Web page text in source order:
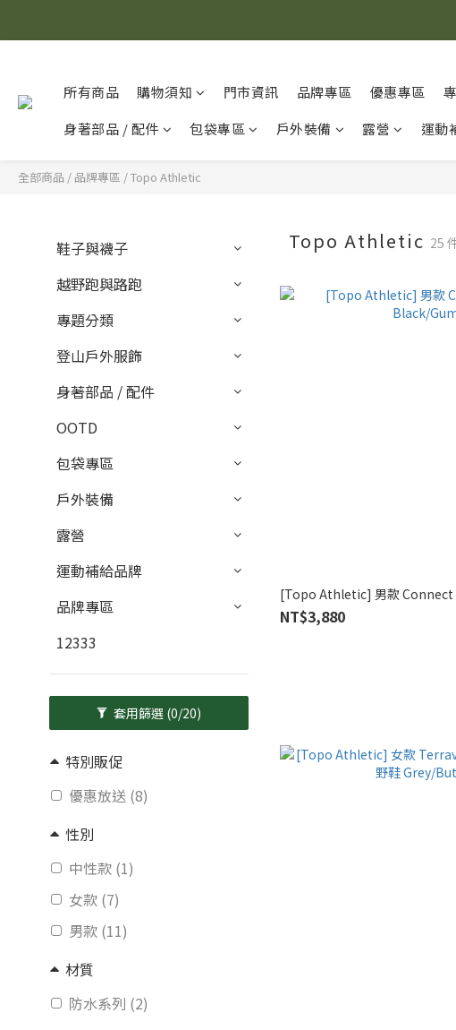
所有商品 購物須知 門市資訊 品牌專區 優惠專區
身著部品 / 配件
包袋專區 戶外裝備 露營 運動
全部商品 / 品牌專區 /Topo Athletic
鞋子與襪子
越野跑與路跑
專題分類
登山戶外服飾
身著部品 / 配件
OOTD
包袋專區
戶外裝備
露營
運動補給品牌
品牌專區
12333
套用篩選 (0/20)
特別販促
優惠放送 (8)
性別
中性款 (1)
女款 (7)
男款 (11)
材質
防水系列 (2)
Topo Athletic 25
[Topo Athletic] 男款 Connect
NT$3,880